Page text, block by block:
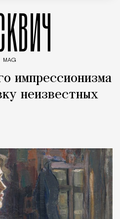
MAG
импрессионизма
неизвестных